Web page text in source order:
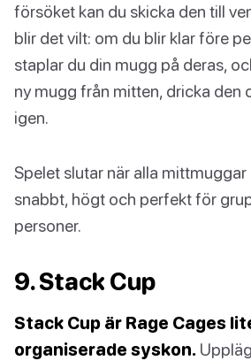
försöket kan du skicka den till
blir det vilt: om du blir klar före
staplar du din mugg på deras,
ny mugg från mitten, dricka den
igen.
Spelet slutar när alla mittmuggar
snabbt, högt och perfekt för
personer.
9. Stack Cup
Stack Cup är Rage Cages
organiserade syskon.